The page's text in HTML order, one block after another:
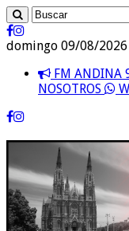
domingo 09/08/2026
FM ANDINA
NOSOTROS